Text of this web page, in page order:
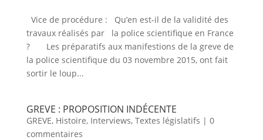
Vice de procédure : Qu’en est-il de la validité des
travaux réalisés par la police scientifique en France
? Les préparatifs aux manifestions de la greve de
la police scientifique du 03 novembre 2015, ont fait
sortir le loup...
GREVE : PROPOSITION INDÉCENTE
GREVE, Histoire, Interviews, Textes législatifs | 0
commentaires